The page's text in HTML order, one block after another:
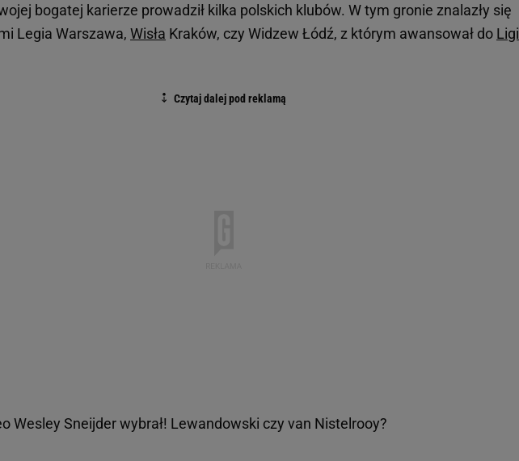
bogatej karierze prowadził kilka polskich klubów. W tym gronie znalazły się
Legia Warszawa, Wisła Kraków, czy Widzew Łódź, z którym awansował do Ligi
Wesley Sneijder wybrał! Lewandowski czy van Nistelrooy?